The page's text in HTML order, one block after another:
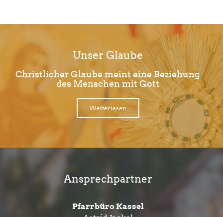
Unser Glaube
Christlicher Glaube meint eine Beziehung
des Menschen mit Gott
Weiterlesen
Ansprechpartner
Pfarrbüro Kassel